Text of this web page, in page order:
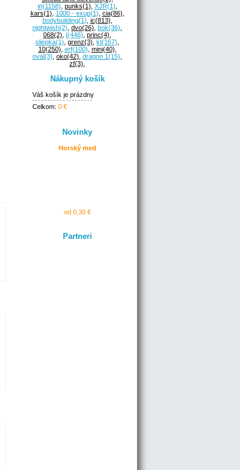
in(1158) punks(1) XJR(1)
kars(1) 1000 - exup(1) cia(86)
bodybuilding(1) ic(813)
nightwish(2) dvo(26) bok(36)
068(2) I(446) princ(4)
sliepka(1) grenz(3) kt(167)
10(250) erf(100) mini(40)
ovál(3) oko(42) dragon 1(15)
zf(3)
Nákupný košík
Váš košík je prázdny
Celkom: 0 €
Novinky
Horský med
od 0,30 €
Partneri